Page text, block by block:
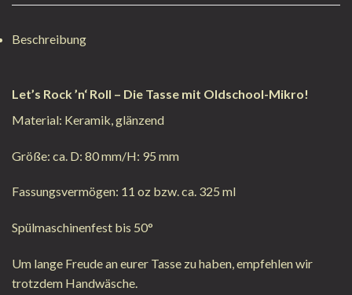
Beschreibung
Let’s Rock ’n‘ Roll – Die Tasse mit Oldschool-Mikro!
Material: Keramik, glänzend
Größe: ca. D: 80 mm/H: 95 mm
Fassungsvermögen: 11 oz bzw. ca. 325 ml
Spülmaschinenfest bis 50°
Um lange Freude an eurer Tasse zu haben, empfehlen wir
trotzdem Handwäsche.